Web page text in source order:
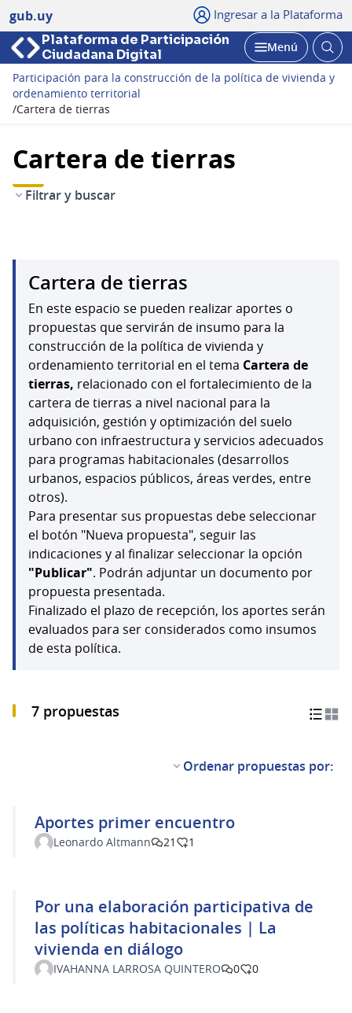
gub.uy Ingresar a la Plataforma
Plataforma de Participación
Ciudadana Digital
Abrir
Menú
Participación para la construcción de la política de vivienda y
ordenamiento territorial
/Cartera de tierras
Cartera de tierras
Filtrar y buscar
Cartera de tierras
En este espacio se pueden realizar aportes o
propuestas que servirán de insumo para la
construcción de la política de vivienda y
ordenamiento territorial en el tema Cartera de
tierras, relacionado con el fortalecimiento de la
cartera de tierras a nivel nacional para la
adquisición, gestión y optimización del suelo
urbano con infraestructura y servicios adecuados
para programas habitacionales (desarrollos
urbanos, espacios públicos, áreas verdes, entre
otros).
Para presentar sus propuestas debe seleccionar
el botón "Nueva propuesta", seguir las
indicaciones y al finalizar seleccionar la opción
"Publicar". Podrán adjuntar un documento por
propuesta presentada.
Finalizado el plazo de recepción, los aportes serán
evaluados para ser considerados como insumos
de esta política.
7 propuestas
Ordenar propuestas por:
Aportes primer encuentro
Leonardo Altmann 21 1
Por una elaboración participativa de
las políticas habitacionales | La
vivienda en diálogo
IVAHANNA LARROSA QUINTERO 0 0